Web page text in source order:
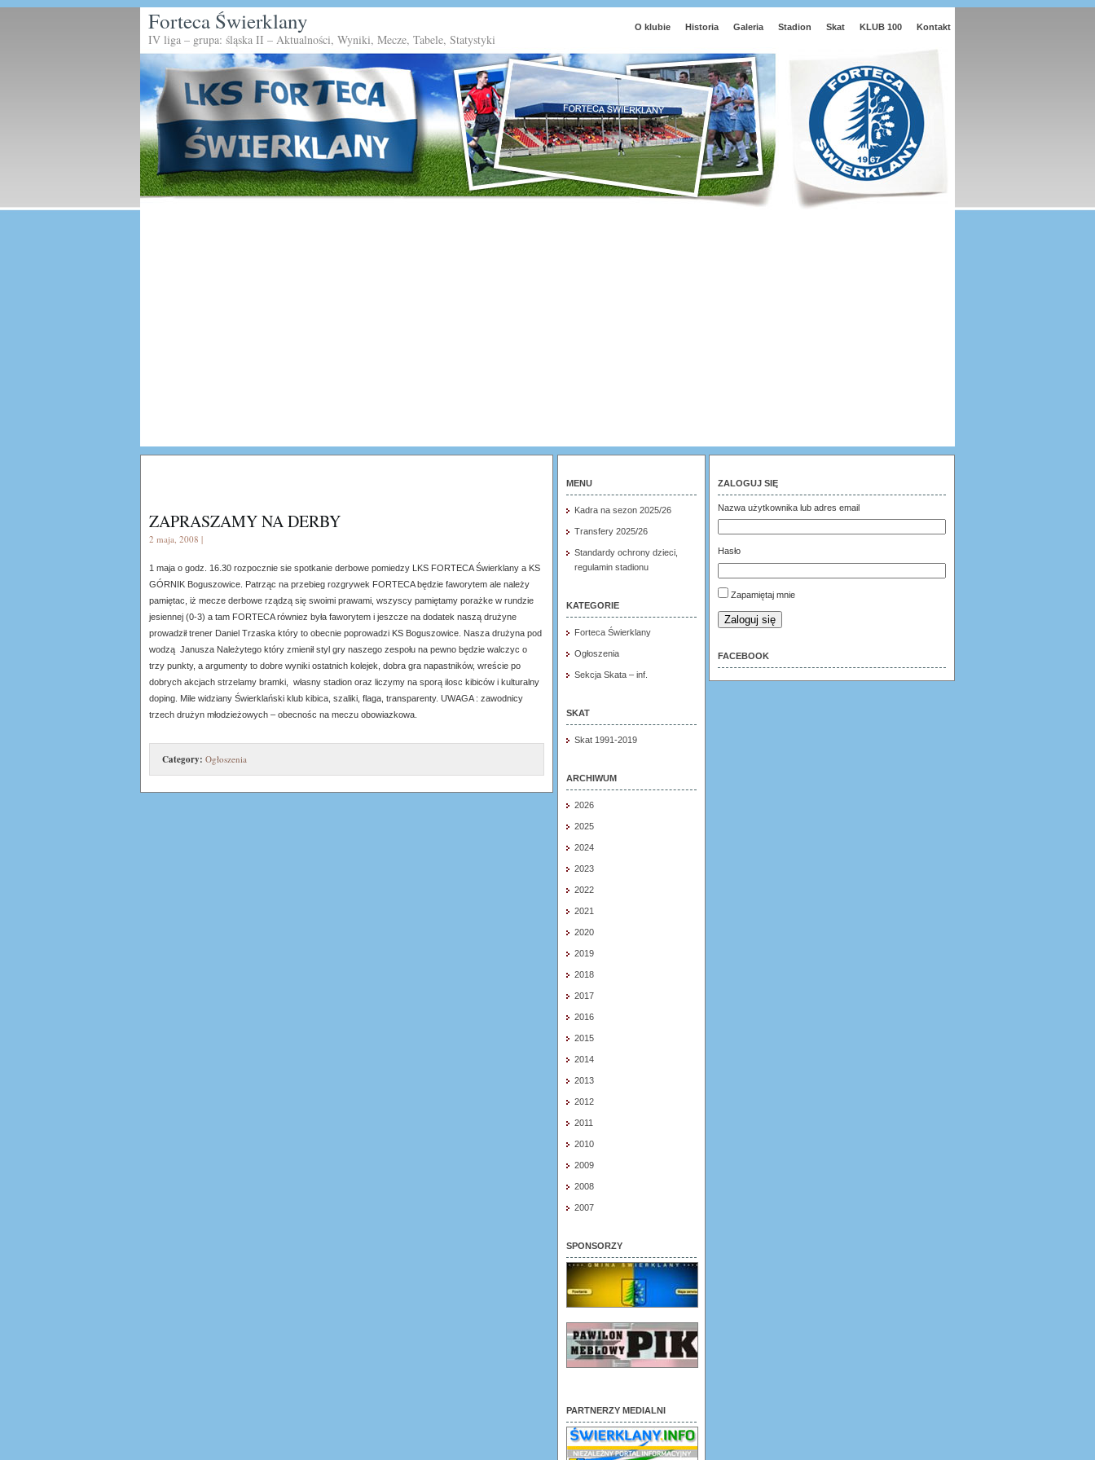
O klubie Historia Galeria Stadion Skat KLUB 100 Kontakt
Forteca Świerklany
IV liga – grupa: śląska II – Aktualności, Wyniki, Mecze, Tabele, Statystyki
ZAPRASZAMY NA DERBY
2 maja, 2008 |
1 maja o godz. 16.30 rozpocznie sie spotkanie derbowe pomiedzy LKS FORTECA Świerklany a KS
GÓRNIK Boguszowice. Patrząc na przebieg rozgrywek FORTECA będzie faworytem ale należy
pamiętac, iż mecze derbowe rządzą się swoimi prawami, wszyscy pamiętamy porażke w rundzie
jesiennej (0-3) a tam FORTECA równiez była faworytem i jeszcze na dodatek naszą drużyne
prowadził trener Daniel Trzaska który to obecnie poprowadzi KS Boguszowice. Nasza drużyna pod
wodzą Janusza Należytego który zmienił styl gry naszego zespołu na pewno będzie walczyc o
trzy punkty, a argumenty to dobre wyniki ostatnich kolejek, dobra gra napastników, wreście po
dobrych akcjach strzelamy bramki, własny stadion oraz liczymy na sporą ilosc kibiców i kulturalny
doping. Mile widziany Świerklański klub kibica, szaliki, flaga, transparenty. UWAGA : zawodnicy
trzech drużyn młodzieżowych – obecnośc na meczu obowiazkowa.
Category: Ogłoszenia
MENU
Kadra na sezon 2025/26
Transfery 2025/26
Standardy ochrony dzieci,
regulamin stadionu
KATEGORIE
Forteca Świerklany
Ogłoszenia
Sekcja Skata – inf.
SKAT
Skat 1991-2019
ARCHIWUM
2026
2025
2024
2023
2022
2021
2020
2019
2018
2017
2016
2015
2014
2013
2012
2011
2010
2009
2008
2007
SPONSORZY
PARTNERZY MEDIALNI
ZALOGUJ SIĘ
Nazwa użytkownika lub adres email
Hasło
Zapamiętaj mnie
Zaloguj się
FACEBOOK